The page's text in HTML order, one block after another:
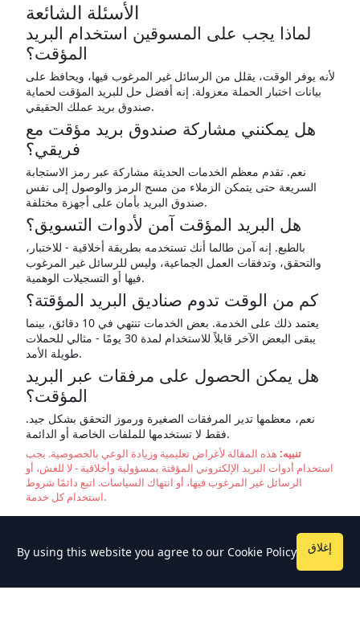
الأسئلة الشائعة
لماذا يجب على المسوقين استخدام البريد
المؤقت؟
لأنه يوفر الوقت، يقلل من الرسائل غير المرغوب فيها، ويحافظ على
بيانات اختبار الحملة معزولة. إنه أفضل حل للبريد المؤقت لحماية
صندوق بريد عملك الحقيقي.
هل يمكنني مشاركة صندوق بريد مؤقت مع
فريقي؟
نعم. تقدم معظم الخدمات الحديثة مشاركة عبر رمز الاستجابة
السريعة حتى يتمكن الزملاء من مسح الرمز والوصول إلى نفس
صندوق البريد بأمان على أجهزة مختلفة.
هل البريد المؤقت آمن لأدوات التسويق؟
بالطبع. إنه آمن طالما أنك تستخدمه بطريقة أخلاقية - للاختبار،
والتحقق، وتدفقات العمل الجماعية، وليس للرسائل غير المرغوب
فيها أو التسجيلات الوهمية.
كم من الوقت تدوم صناديق البريد المؤقتة؟
يعتمد ذلك على الخدمة. بعض الخدمات تنتهي في 10 دقائق، بينما
يبقى البعض الآخر قابلاً للاستخدام لمدة 30 يومًا - مثالي للحملات
طويلة الأمد.
هل يمكن الحصول على مرفقات عبر البريد
المؤقت؟
نعم، معظمها تدير المرفقات الصغيرة ورموز التحقق بشكل جيد.
فقط لا تستخدمها للملفات الخاصة أو الدائمة.
تنبيه: هذه المقالة لأغراض تعليمية وزيادة الوعي بالخصوصية. يجب
استخدام أدوات البريد الإلكتروني المؤقتة بمسؤولية وأخلاقية - لا للغش، أو
الرسائل غير المرغوب فيها، أو انتهاك السياسات. اتبع دائمًا شروط
استخدام كل خدمة.
By using this website you agree to our Cookie Policy إغلاق